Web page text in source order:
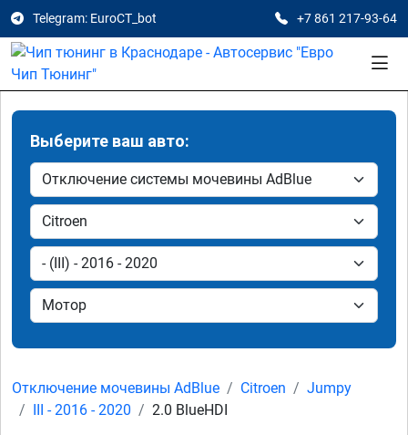
Telegram: EuroCT_bot +7 861 217-93-64
Выберите ваш авто:
Отключение мочевины AdBlue Citroen
Jumpy
III - 2016 - 2020
2.0 BlueHDI